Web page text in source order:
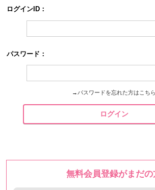
ログインID：
パスワード：
→ パスワードを忘れた方はこちら
ログイン
無料会員登録がまだの